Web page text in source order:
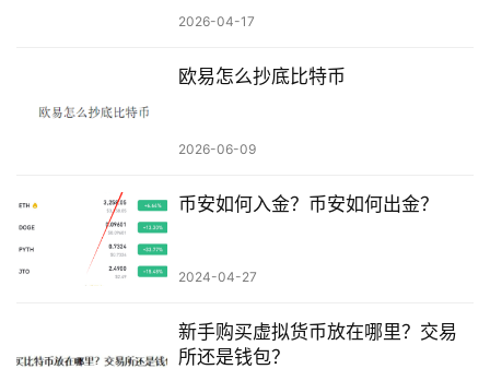
2026-04-17
欧易怎么抄底比特币
2026-06-09
币安如何入金？币安如何出金？
2024-04-27
新手购买虚拟货币放在哪里？交易
所还是钱包？